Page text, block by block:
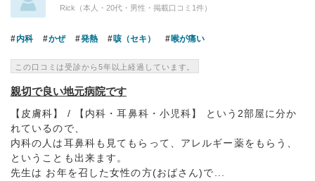
Rick（本人・20代・男性・掲載口コミ1件）
内科 かぜ 発熱 咳（セキ） 喉が痛い
この口コミは受診から5年以上経過しています。
親切で良い地元病院です
【皮膚科】 / 【内科・耳鼻科・小児科】 という2部屋に分か
れているので、
内科の人は耳鼻科も見てもらって、アレルギー薬をもらう、
ということも出来ます。
先生は お年を召した女性の方(おばさん)で...